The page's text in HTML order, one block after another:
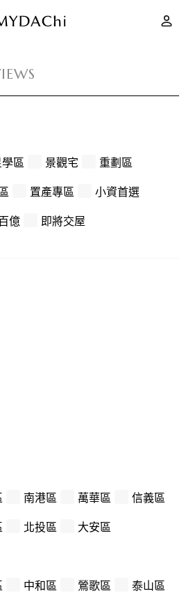
區 景觀宅 重劃區
置產專區 小資首選
億 即將交屋
南港區 萬華區 信義區
北投區 大安區
中和區 鶯歌區 泰山區